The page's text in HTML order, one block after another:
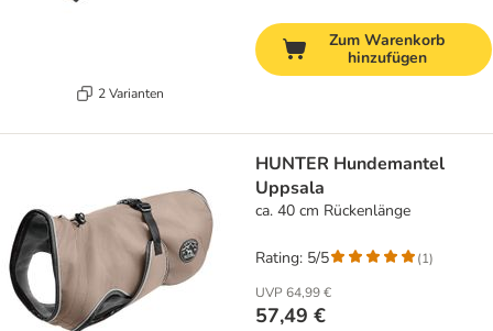
2 Varianten
Zum Warenkorb
hinzufügen
HUNTER Hundemantel
Uppsala
ca. 40 cm Rückenlänge
UVP 64,99 €
57,49 €
Rating: 5/5 (1)